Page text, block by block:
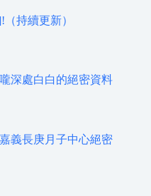
持續更新）
深處白白的絕密資料
義長庚月子中心絕密